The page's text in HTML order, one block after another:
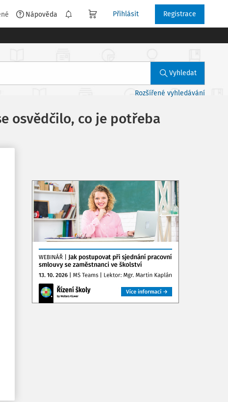
Nápověda Přihlásit Registrace
Vyhledat
Rozšířené vyhledávání
osvědčilo, co je potřeba